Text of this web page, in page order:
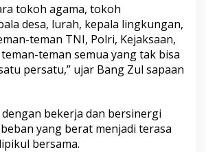
tokoh agama, tokoh
desa, lurah, kepala lingkungan,
teman TNI, Polri, Kejaksaan,
teman-teman semua yang tak bisa
persatu,” ujar Bang Zul sapaan
bekerja dan bersinergi
yang berat menjadi terasa
bersama.